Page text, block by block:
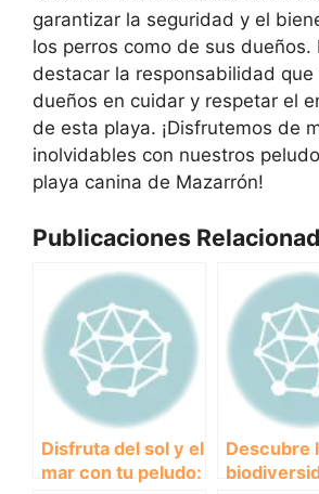
garantizar la seguridad y el
los perros como de sus dueños.
destacar la responsabilidad
dueños en cuidar y respetar el
de esta playa. ¡Disfrutemos de
inolvidables con nuestros
playa canina de Mazarrón!
Publicaciones
Disfruta del sol y el
mar con tu peludo:
Descubre